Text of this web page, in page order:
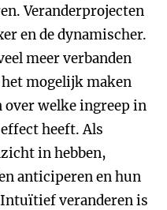
Veranderprojecten
en de dynamischer.
meer verbanden
mogelijk maken
over welke ingreep in
heeft. Als
in hebben,
anticiperen en hun
veranderen is